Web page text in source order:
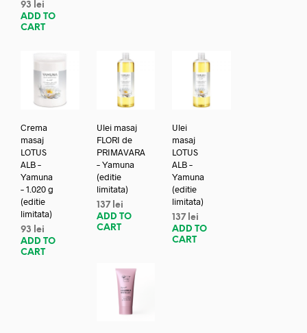
93
lei
ADD TO
CART
Crema
masaj
LOTUS
ALB –
Yamuna
– 1.020 g
(editie
limitata)
93
lei
ADD TO
CART
Ulei masaj
FLORI de
PRIMAVARA
– Yamuna
(editie
limitata)
137 lei
ADD TO
CART
Ulei
masaj
LOTUS
ALB –
Yamuna
(editie
limitata)
137 lei
ADD TO
CART